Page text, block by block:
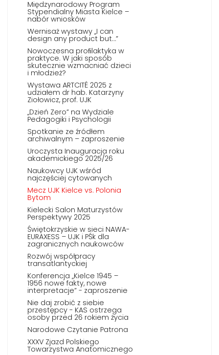
Międzynarodowy Program
Stypendialny Miasta Kielce –
nabór wniosków
Wernisaż wystawy „I can
design any product but…”
Nowoczesna proﬁlaktyka w
praktyce. W jaki sposób
skutecznie wzmacniać dzieci
i młodzież?
Wystawa ARTCITÉ 2025 z
udziałem dr hab. Katarzyny
Ziołowicz, prof. UJK
„Dzień Zero” na Wydziale
Pedagogiki i Psychologii
Spotkanie ze źródłem
archiwalnym – zaproszenie
Uroczysta Inauguracja roku
akademickiego 2025/26
Naukowcy UJK wśród
najczęściej cytowanych
Mecz UJK Kielce vs. Polonia
Bytom
Kielecki Salon Maturzystów
Perspektywy 2025
Świętokrzyskie w sieci NAWA-
EURAXESS – UJK i PŚk dla
zagranicznych naukowców
Rozwój współpracy
transatlantyckiej
Konferencja „Kielce 1945 –
1956 nowe fakty, nowe
interpretacje” - zaproszenie
Nie daj zrobić z siebie
przestępcy - KAS ostrzega
osoby przed 26 rokiem życia
Narodowe Czytanie Patrona
XXXV Zjazd Polskiego
Towarzystwa Anatomicznego